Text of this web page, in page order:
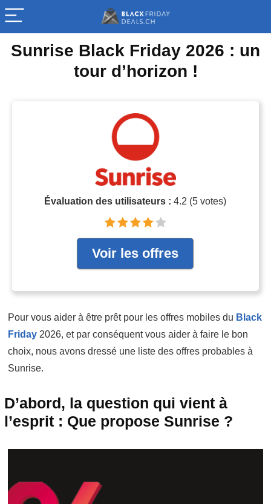
Sunrise Black Friday 2026 : un
tour d’horizon !
Évaluation des utilisateurs :4.2 (5 votes)
Voir les offres
Pour vous aider à être prêt pour les offres mobiles du Black
Friday 2026, et par conséquent vous aider à faire le bon
choix, nous avons dressé une liste des offres probables à
Sunrise.
D’abord, la question qui vient à
l’esprit : Que propose Sunrise ?